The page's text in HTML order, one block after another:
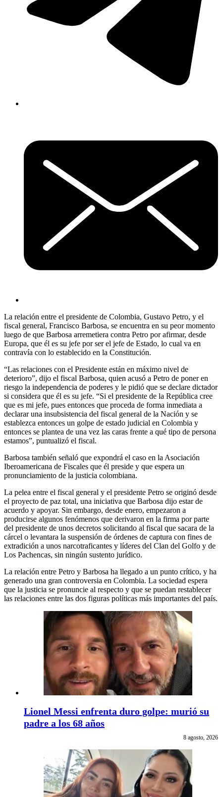
La relación entre el presidente de Colombia, Gustavo Petro, y el
fiscal general, Francisco Barbosa, se encuentra en su peor momento
luego de que Barbosa arremetiera contra Petro por afirmar, desde
Europa, que él es su jefe por ser el jefe de Estado, lo cual va en
contravía con lo establecido en la Constitución.
“Las relaciones con el Presidente están en máximo nivel de
deterioro”, dijo el fiscal Barbosa, quien acusó a Petro de poner en
riesgo la independencia de poderes y le pidió que se declare dictador
si considera que él es su jefe. “Si el presidente de la República cree
que es mi jefe, pues entonces que proceda de forma inmediata a
declarar una insubsistencia del fiscal general de la Nación y se
establezca entonces un golpe de estado judicial en Colombia y
entonces se plantea de una vez las caras frente a qué tipo de persona
estamos”, puntualizó el fiscal.
Barbosa también señaló que expondrá el caso en la Asociación
Iberoamericana de Fiscales que él preside y que espera un
pronunciamiento de la justicia colombiana.
La pelea entre el fiscal general y el presidente Petro se originó desde
el proyecto de paz total, una iniciativa que Barbosa dijo estar de
acuerdo y apoyar. Sin embargo, desde enero, empezaron a
producirse algunos fenómenos que derivaron en la firma por parte
del presidente de unos decretos solicitando al fiscal que sacara de la
cárcel o levantara la suspensión de órdenes de captura con fines de
extradición a unos narcotraficantes y líderes del Clan del Golfo y de
Los Pachencas, sin ningún sustento jurídico.
La relación entre Petro y Barbosa ha llegado a un punto crítico, y ha
generado una gran controversia en Colombia. La sociedad espera
que la justicia se pronuncie al respecto y que se puedan restablecer
las relaciones entre las dos figuras políticas más importantes del país.
Lionel Messi enfrenta duro golpe: murió su
padre a los 68 años
8 agosto, 2026